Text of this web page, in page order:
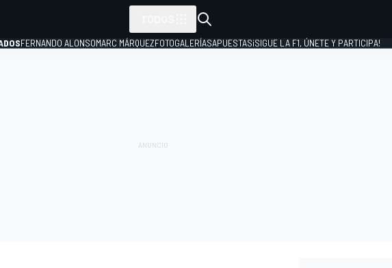
FERNANDO ALONSOMARC MÁRQUEZFOTOGALERÍASAPUESTAS¡SIGUE LA F1, ÚNETE Y PARTICIPA!